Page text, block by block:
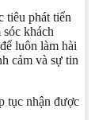
tiêu phát tiển
khách
luôn làm hài
cảm và sự tin
tục nhận được